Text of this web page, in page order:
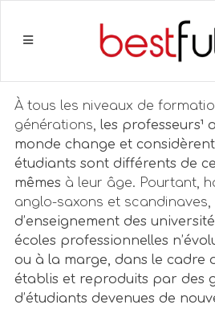
À tous les niveaux de
générations, les professeurs¹
monde change et
étudiants sont différents de
mêmes à leur âge. Pourtant,
anglo-saxons et scandinaves,
d’enseignement des
écoles professionnelles
ou à la marge, dans le cadre
établis et reproduits par des
d’étudiants devenues de